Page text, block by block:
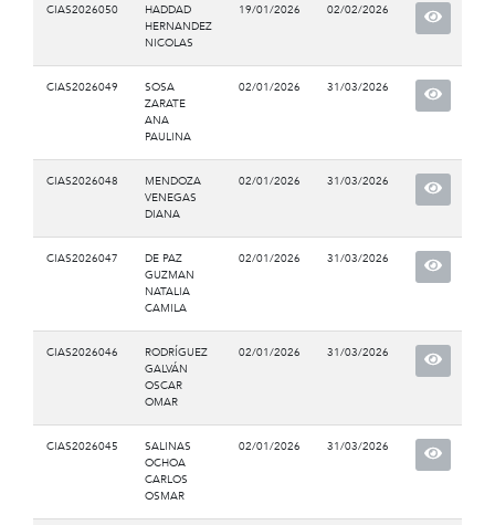
CIAS2026050
HADDAD
HERNANDEZ
NICOLAS
19/01/2026 02/02/2026
CIAS2026049
SOSA
ZARATE
ANA
PAULINA
02/01/2026 31/03/2026
CIAS2026048
MENDOZA
VENEGAS
DIANA
02/01/2026 31/03/2026
CIAS2026047
DE PAZ
GUZMAN
NATALIA
CAMILA
02/01/2026 31/03/2026
CIAS2026046
RODRÍGUEZ
GALVÁN
OSCAR
OMAR
02/01/2026 31/03/2026
CIAS2026045
SALINAS
OCHOA
CARLOS
OSMAR
02/01/2026 31/03/2026